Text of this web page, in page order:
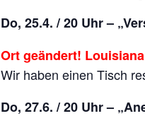
Do, 25.4. / 20 Uhr –
Ort geändert!
Wir haben einen Tisch
Do, 27.6. / 20 Uhr –